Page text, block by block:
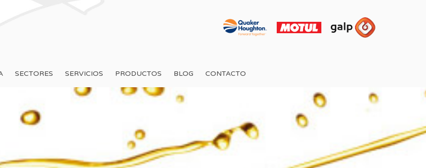
SECTORES SERVICIOS PRODUCTOS BLOG CONTACTO